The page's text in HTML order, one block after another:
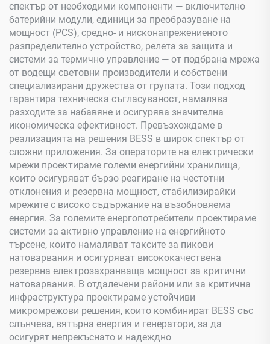
спектър от необходими компоненти — включително
батерийни модули, единици за преобразуване на
мощност (PCS), средно- и нисконапрежениеното
разпределително устройство, релета за защита и
системи за термично управление — от подбрана мрежа
от водещи световни производители и собствени
специализирани дружества от групата. Този подход
гарантира техническа съгласуваност, намалява
разходите за набавяне и осигурява значителна
икономическа ефективност. Превъзхождаме в
реализацията на решения BESS в широк спектър от
сложни приложения. За операторите на електрически
мрежи проектираме големи енергийни хранилища,
които осигуряват бързо реагиране на честотни
отклонения и резервна мощност, стабилизирайки
мрежите с високо съдържание на възобновяема
енергия. За големите енергопотребители проектираме
системи за активно управление на енергийното
търсене, които намаляват таксите за пикови
натоварвания и осигуряват висококачествена
резервна електрозахранваща мощност за критични
натоварвания. В отдалечени райони или за критична
инфраструктура проектираме устойчиви
микромрежови решения, които комбинират BESS със
слънчева, вятърна енергия и генератори, за да
осигурят непрекъснато и надеждно